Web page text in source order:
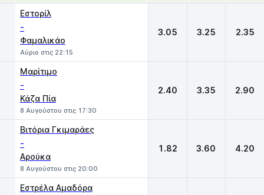
Εστορίλ
-
Φαμαλικάο
Αύριο στις 22:15
3.05 3.25 2.35
Μαρίτιμο
-
Κάζα Πία
8 Αυγούστου στις 17:30
2.40 3.35 2.90
Βιτόρια Γκιμαράες
-
Αρούκα
8 Αυγούστου στις 20:00
1.82 3.60 4.20
Εστρέλα Αμαδόρα